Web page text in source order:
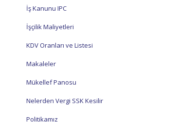
İş Kanunu IPC
İşçilik Maliyetleri
KDV Oranları ve Listesi
Makaleler
Mükellef Panosu
Nelerden Vergi SSK Kesilir
Politikamız